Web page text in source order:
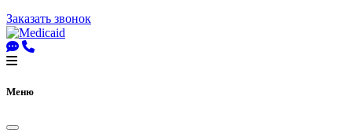
Заказать звонок
Меню